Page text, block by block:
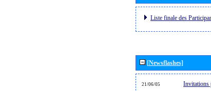
Liste finale des
[Newsflashes]
21/06/05 Invitations